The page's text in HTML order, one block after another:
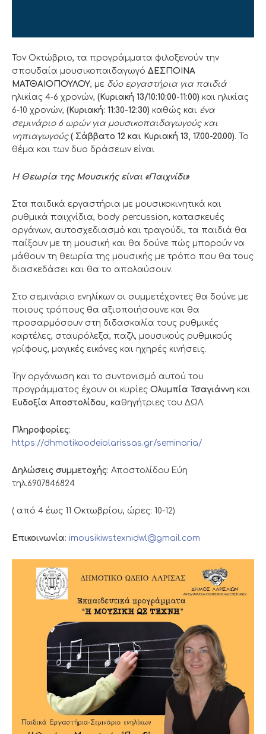
Τον Οκτώβριο, τα προγράμματα φιλοξενούν την
σπουδαία μουσικοπαιδαγωγό ΔΕΣΠΟΙΝΑ
ΜΑΤΘΑΙΟΠΟΥΛΟΥ, με δύο εργαστήρια για παιδιά
ηλικίας 4-6 χρονών, (Κυριακή 13/10:10:00-11:00) και ηλικίας
6-10 χρονών, (Κυριακή: 11:30-12:30) καθώς και ένα
σεμινάριο 6 ωρών για μουσικοπαιδαγωγούς και
νηπιαγωγούς ( Σάββατο 12 και Κυριακή 13, 17.00-20.00). Το
θέμα και των δυο δράσεων είναι
Η Θεωρία της Μουσικής είναι «Παιχνίδι»
Στα παιδικά εργαστήρια με μουσικοκινητικά και
ρυθμικά παιχνίδια, body percussion, κατασκευές
οργάνων, αυτοσχεδιασμό και τραγούδι, τα παιδιά θα
παίξουν με τη μουσική και θα δούνε πώς μπορούν να
μάθουν τη θεωρία της μουσικής με τρόπο που θα τους
διασκεδάσει και θα το απολαύσουν.
Στο σεμινάριο ενηλίκων οι συμμετέχοντες θα δούνε με
ποιους τρόπους θα αξιοποιήσουνε και θα
προσαρμόσουν στη διδασκαλία τους ρυθμικές
καρτέλες, σταυρόλεξα, παζλ, μουσικούς ρυθμικούς
γρίφους, μαγικές εικόνες και ηχηρές κινήσεις.
Την οργάνωση και το συντονισμό αυτού του
προγράμματος έχουν οι κυρίες Ολυμπία Τσαγιάννη και
Ευδοξία Αποστολίδου,
καθηγήτριες του ΔΩΛ.
Πληροφορίες:
https://dhmotikoodeiolarissas.gr/seminaria/
Δηλώσεις συμμετοχής: Αποστολίδου Εύη
τηλ.6907846824
( από 4 έως 11 Οκτωβρίου, ώρες: 10-12)
Επικοινωνία: imousikiwstexnidwl@gmail.com